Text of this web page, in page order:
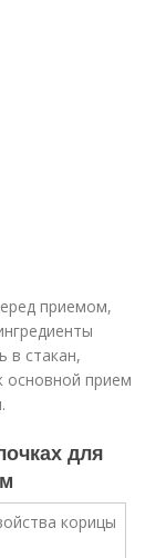
приемом,
в стакан,
основной прием
для